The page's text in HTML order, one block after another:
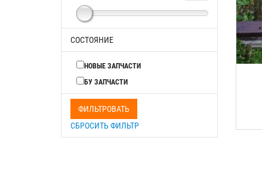
СОСТОЯНИЕ
НОВЫЕ ЗАПЧАСТИ
БУ ЗАПЧАСТИ
ФИЛЬТРОВАТЬ
СБРОСИТЬ ФИЛЬТР